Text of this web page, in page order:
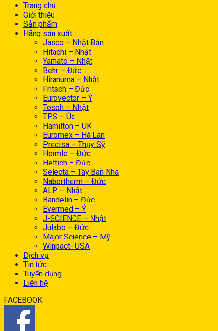
Trang chủ
Giới thiệu
Sản phẩm
Hãng sản xuất
Jasco – Nhật Bản
Hitachi – Nhật
Yamato – Nhật
Behr – Đức
Hiranuma – Nhật
Fritsch – Đức
Eurovector – Ý
Tosoh – Nhật
TPS – Úc
Hamilton – UK
Euromex – Hà Lan
Precisa – Thụy Sỹ
Hermle – Đức
Hettich – Đức
Selecta – Tây Ban Nha
Nabertherm – Đức
ALP – Nhật
Bandelin – Đức
Evermed – Ý
J-SCIENCE – Nhật
Julabo – Đức
Major Science – Mỹ
Winpact- USA
Dịch vụ
Tin tức
Tuyển dụng
Liên hệ
FACEBOOK